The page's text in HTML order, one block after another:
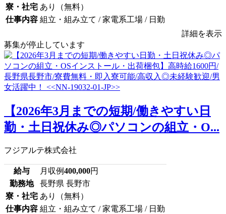
寮・社宅 あり（無料）
仕事内容 組立・組み立て / 家電系工場 / 日勤
詳細を表示
募集が停止しています
【2026年3月までの短期/働きやすい日
勤・土日祝休み◎パソコンの組立・O...
フジアルテ株式会社
給与 月収例400,000円
勤務地
長野県 長野市
寮・社宅 あり（無料）
仕事内容 組立・組み立て / 家電系工場 / 日勤